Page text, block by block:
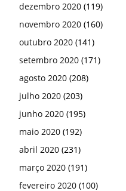
dezembro 2020 (119)
novembro 2020 (160)
outubro 2020 (141)
setembro 2020 (171)
agosto 2020 (208)
julho 2020 (203)
junho 2020 (195)
maio 2020 (192)
abril 2020 (231)
março 2020 (191)
fevereiro 2020 (100)